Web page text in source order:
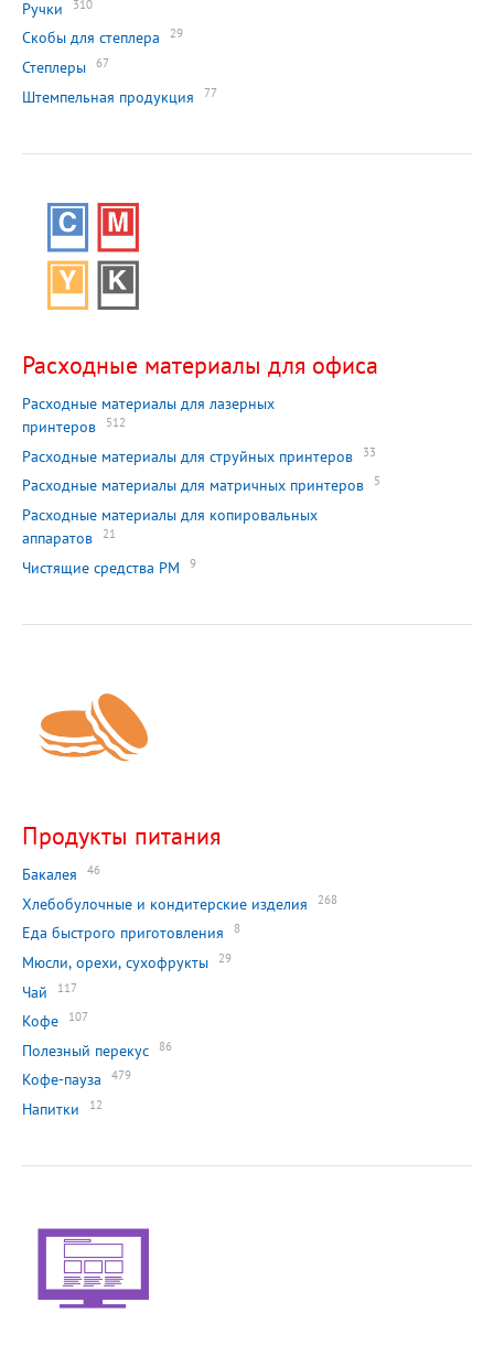
Ручки 310
Скобы для степлера 29
Степлеры 67
Штемпельная продукция 77
Расходные материалы для офиса
Расходные материалы для лазерных
принтеров
512
Расходные материалы для струйных принтеров 33
Расходные материалы для матричных принтеров 5
Расходные материалы для копировальных
аппаратов
21
Чистящие средства РМ 9
Продукты питания
Бакалея 46
Хлебобулочные и кондитерские изделия 268
Еда быстрого приготовления 8
Мюсли, орехи, сухофрукты 29
Чай 117
Кофе 107
Полезный перекус 86
Кофе-пауза 479
Напитки 12